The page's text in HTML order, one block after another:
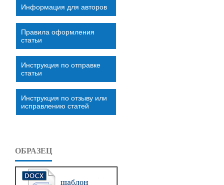
Информация для авторов
Правила оформления
статьи
Инструкция по отправке
статьи
Инструкция по отзыву или
исправлению статей
ОБРАЗЕЦ